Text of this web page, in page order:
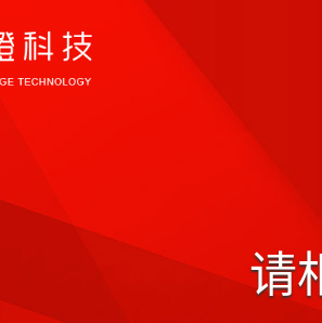
请